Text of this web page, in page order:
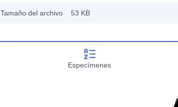
Tamaño del archivo 53 KB
Especímenes